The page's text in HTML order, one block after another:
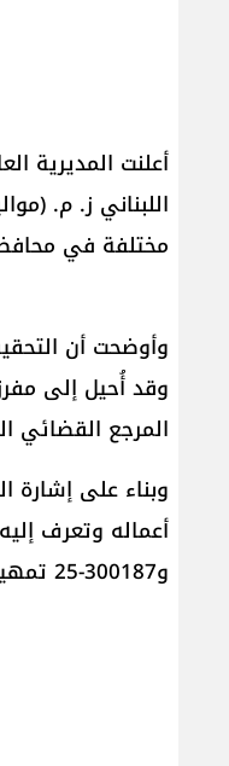
مختلفة في
وأوضحت أن
وقد أُحيل إلى
المرجع القضائي
وبناء على
و300187-25 تمهيدا لاتخاذ الإجراءات القانونية اللازمة.